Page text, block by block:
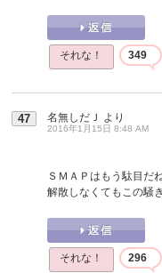
それな！ 349
47 名無しだＪ より
2016年1月15日 8:48 AM
ＳＭＡＰはもう駄目だね
解散しなくてもこの騒
それな！ 296